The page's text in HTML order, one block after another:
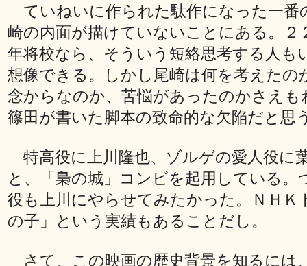
ていねいに作られた駄作になった一番
崎の内面が描けていないことにある。２
年将校なら、そういう短絡思考する人も
想像できる。しかし尾崎は何を考えたの
念からなのか、苦悩があったのかさえも
篠田が書いた脚本の致命的な欠陥だと思
特高役に上川隆也、ゾルゲの愛人役に
と、「梟の城」コンビを起用している。
役も上川にやらせてみたかった。ＮＨＫ
の子」という実績もあることだし。
さて、この映画の歴史背景を知るには